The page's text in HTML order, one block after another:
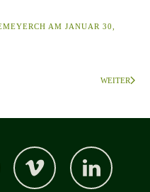
AM JANUAR 30,
WEITER